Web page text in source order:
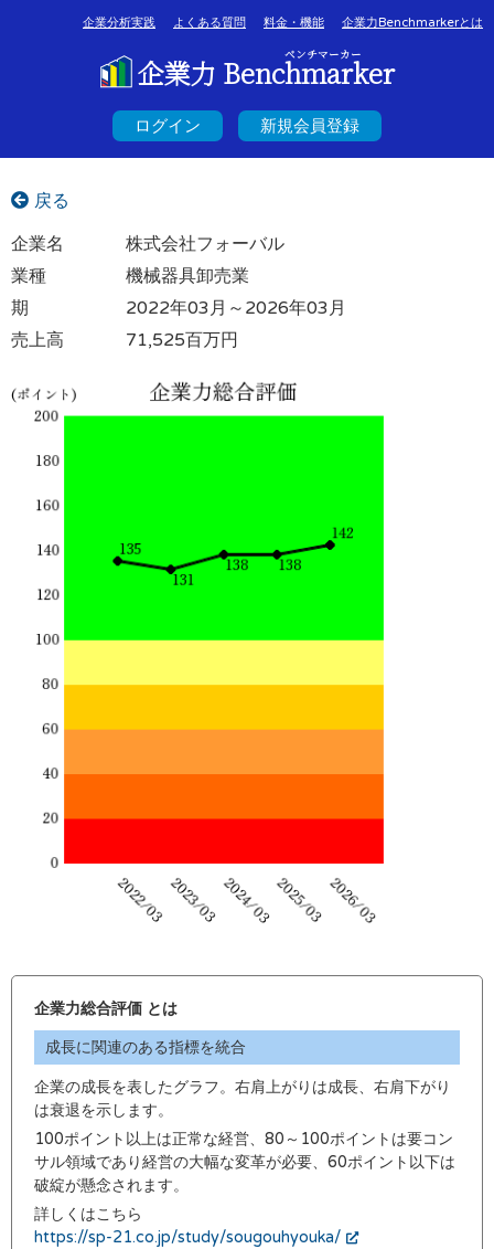
企業分析実践 よくある質問 料金・機能 企業力Benchmarkerとは
ベンチマーカー
企業力 Benchmarker
ログイン 新規会員登録
戻る
企業名
株式会社フォーバル
業種
機械器具卸売業
期
2022年03月～2026年03月
売上高
71,525百万円
企業力総合評価 とは
成長に関連のある指標を統合
企業の成長を表したグラフ。右肩上がりは成長、右肩下がり
は衰退を示します。
100ポイント以上は正常な経営、80～100ポイントは要コン
サル領域であり経営の大幅な変革が必要、60ポイント以下は
破綻が懸念されます。
詳しくはこちら
https://sp-21.co.jp/study/sougouhyouka/